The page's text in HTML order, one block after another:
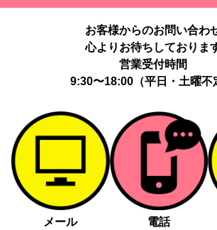
お客様からのお問い合わ
心よりお待ちしておりま
営業受付時間
9:30〜18:00（平日・土曜不
メール
電話